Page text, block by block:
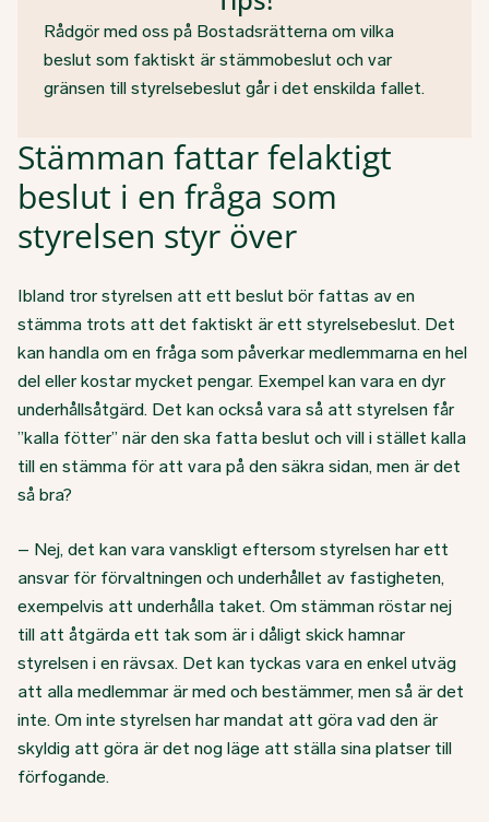
Rådgör med oss på Bostadsrätterna om vilka
beslut som faktiskt är stämmobeslut och var
gränsen till styrelsebeslut går i det enskilda fallet.
Stämman fattar felaktigt
beslut i en fråga som
styrelsen styr över
Ibland tror styrelsen att ett beslut bör fattas av en
stämma trots att det faktiskt är ett styrelsebeslut. Det
kan handla om en fråga som påverkar medlemmarna en hel
del eller kostar mycket pengar. Exempel kan vara en dyr
underhållsåtgärd. Det kan också vara så att styrelsen får
”kalla fötter” när den ska fatta beslut och vill i stället kalla
till en stämma för att vara på den säkra sidan, men är det
så bra?
– Nej, det kan vara vanskligt eftersom styrelsen har ett
ansvar för förvaltningen och underhållet av fastigheten,
exempelvis att underhålla taket. Om stämman röstar nej
till att åtgärda ett tak som är i dåligt skick hamnar
styrelsen i en rävsax. Det kan tyckas vara en enkel utväg
att alla medlemmar är med och bestämmer, men så är det
inte. Om inte styrelsen har mandat att göra vad den är
skyldig att göra är det nog läge att ställa sina platser till
förfogande.